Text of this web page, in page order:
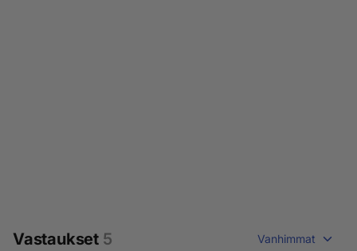
Vastaukset 5 Vanhimmat